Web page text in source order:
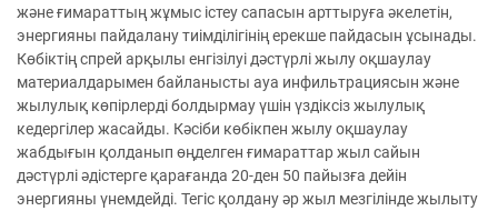
және ғимараттың жұмыс істеу сапасын арттыруға әкелетін,
энергияны пайдалану тиімділігінің ерекше пайдасын ұсынады.
Көбіктің спрей арқылы енгізілуі дәстүрлі жылу оқшаулау
материалдарымен байланысты ауа инфильтрациясын және
жылулық көпірлерді болдырмау үшін үздіксіз жылулық
кедергілер жасайды. Кәсіби көбікпен жылу оқшаулау
жабдығын қолданып өңделген ғимараттар жыл сайын
дәстүрлі әдістерге қарағанда 20-ден 50 пайызға дейін
энергияны үнемдейді. Тегіс қолдану әр жыл мезгілінде жылыту